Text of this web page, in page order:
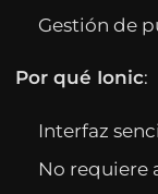
Gestión de
Por qué Ionic:
Interfaz
No requiere